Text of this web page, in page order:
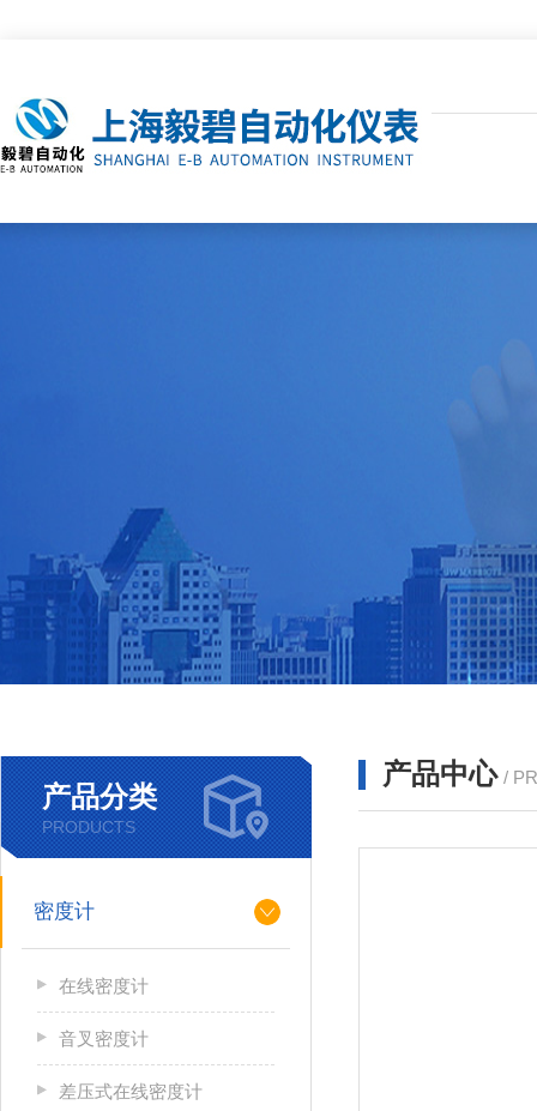
产品分类
PRODUCTS
密度计
在线密度计
音叉密度计
差压式在线密度计
产品中心 /